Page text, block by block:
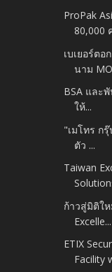
ProPak
80,000
เบเยอร์ต
นาม
BSA และ
ให้...
"เมโทร ก
ตัว ...
Taiwan
ก้าวสู่มิติใ
Excelle...
ETIX
Facility